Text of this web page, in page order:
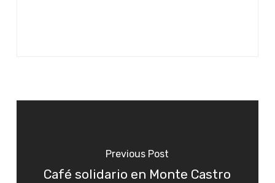
Previous Post
Café solidario en Monte Castro